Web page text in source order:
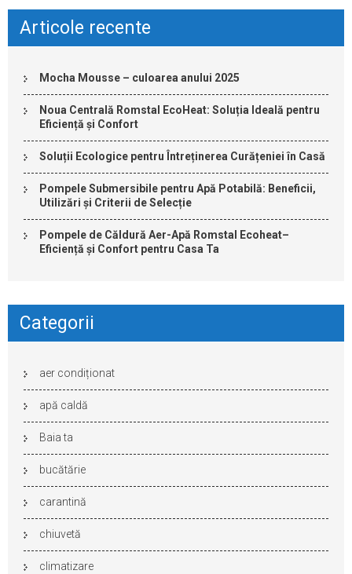
Articole recente
Mocha Mousse – culoarea anului 2025
Noua Centrală Romstal EcoHeat: Soluția Ideală pentru
Eficiență și Confort
Soluții Ecologice pentru Întreținerea Curățeniei în Casă
Pompele Submersibile pentru Apă Potabilă: Beneficii,
Utilizări și Criterii de Selecție
Pompele de Căldură Aer-Apă Romstal Ecoheat–
Eficiență și Confort pentru Casa Ta
Categorii
aer condiționat
apă caldă
Baia ta
bucătărie
carantină
chiuvetă
climatizare